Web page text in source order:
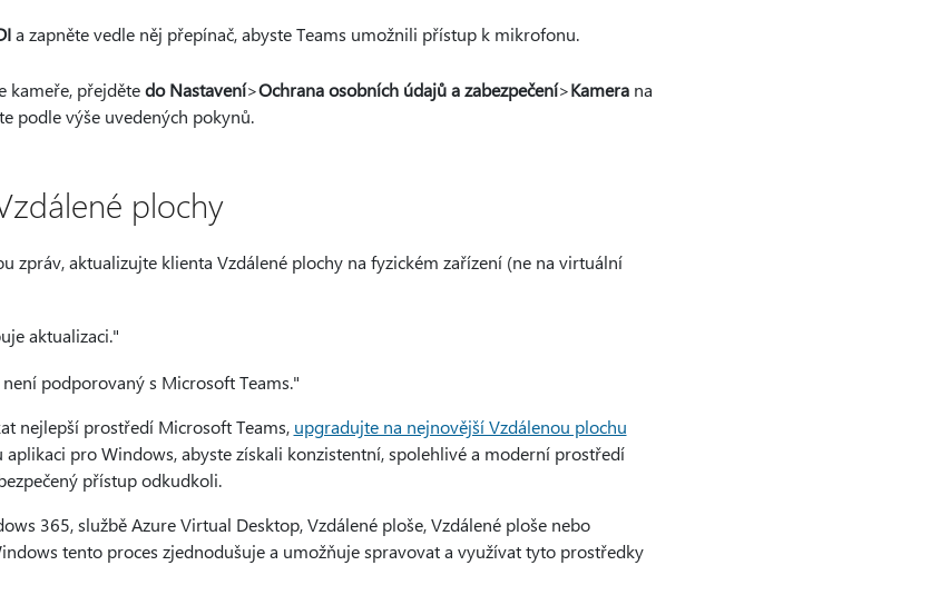
a zapněte vedle něj přepínač, abyste Teams umožnili přístup k mikrofonu.
kameře, přejdětedo Nastavení>Ochrana osobních údajů a zabezpečení>Kamerana
podle výše uvedených pokynů.
plochy
zpráv, aktualizujte klienta Vzdálené plochy na fyzickém zařízení (ne na virtuální
aktualizaci."
podporovaný s Microsoft Teams."
nejlepší prostředí Microsoft Teams, upgradujte na nejnovější Vzdálenou plochu
pro Windows, abyste získali konzistentní, spolehlivé a moderní prostředí
přístup odkudkoli.
365, službě Azure Virtual Desktop, Vzdálené ploše, Vzdálené ploše nebo
tento proces zjednodušuje a umožňuje spravovat a využívat tyto prostředky